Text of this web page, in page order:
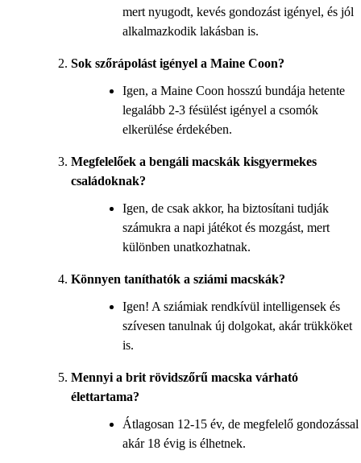
mert nyugodt, kevés gondozást igényel, és jól
alkalmazkodik lakásban is.
Sok szőrápolást igényel a Maine Coon?
Igen, a Maine Coon hosszú bundája hetente
legalább 2-3 fésülést igényel a csomók
elkerülése érdekében.
Megfelelőek a bengáli macskák kisgyermekes
családoknak?
Igen, de csak akkor, ha biztosítani tudják
számukra a napi játékot és mozgást, mert
különben unatkozhatnak.
Könnyen taníthatók a sziámi macskák?
Igen! A sziámiak rendkívül intelligensek és
szívesen tanulnak új dolgokat, akár trükköket
is.
Mennyi a brit rövidszőrű macska várható
élettartama?
Átlagosan 12-15 év, de megfelelő gondozással
akár 18 évig is élhetnek.